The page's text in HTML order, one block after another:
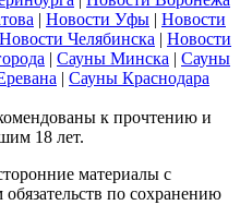
| Новости Уфы | Новости
Новости Челябинска | Новости
| Сауны Минска | Сауны
| Сауны Краснодара
к прочтению и
18 лет.
материалы с
по сохранению